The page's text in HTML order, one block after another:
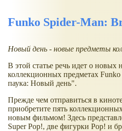
Funko Spider-Man:
Новый день - новые предметы
В этой статье речь идет о новых
коллекционных предметах
паука: Новый день".
Прежде чем отправиться в
приобретите пять
новым фильмом! Здесь
Super Pop!, две фигурки Pop! и